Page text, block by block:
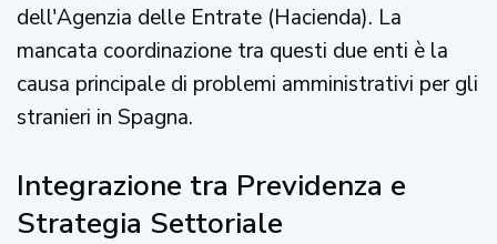
dell'Agenzia delle Entrate (Hacienda). La
mancata coordinazione tra questi due enti è la
causa principale di problemi amministrativi per gli
stranieri in Spagna.
Integrazione tra Previdenza e
Strategia Settoriale